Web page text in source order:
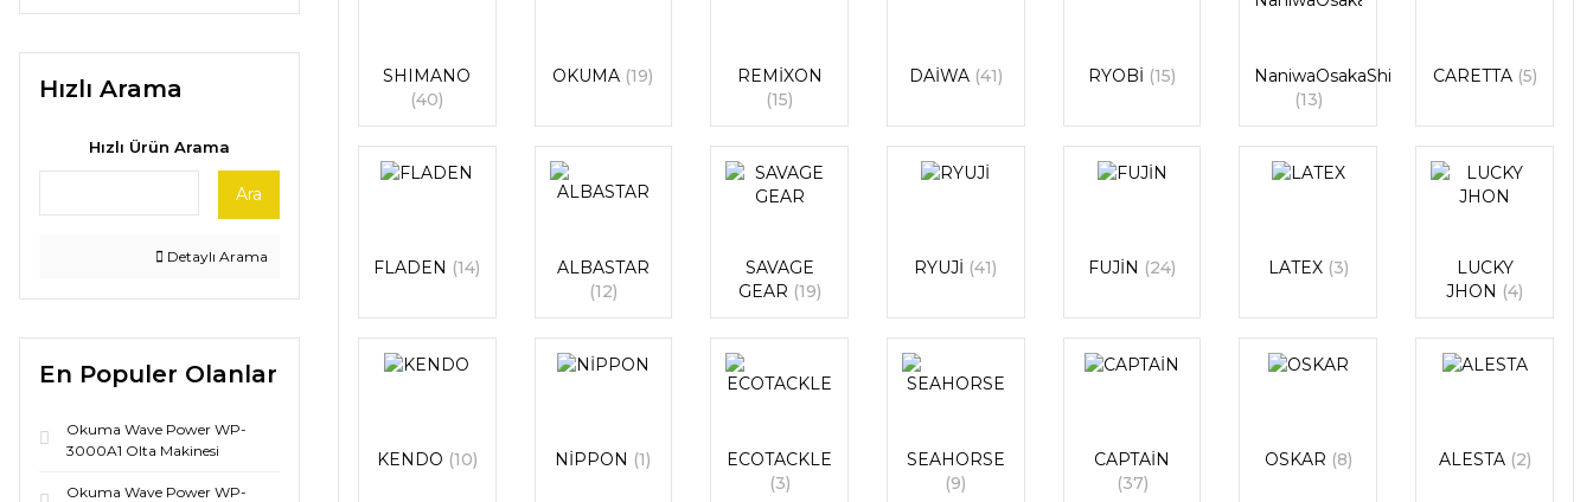
Hızlı Arama
Hızlı Ürün Arama
Ara
Detaylı Arama
En Populer Olanlar
Okuma Wave Power WP-
3000A1 Olta Makinesi
Okuma Wave Power WP-
SHIMANO
(40)
OKUMA (19)
REMİXON
(15)
DAİWA (41) RYOBİ (15)
NaniwaOsakaShi
(13)
CARETTA (5)
FLADEN (14)
ALBASTAR
(12)
SAVAGE
GEAR (19)
RYUJİ (41) FUJİN (24) LATEX (3)
LUCKY
JHON (4)
KENDO (10) NİPPON (1)
ECOTACKLE
(3)
SEAHORSE
(9)
CAPTAİN
(37)
OSKAR (8) ALESTA (2)